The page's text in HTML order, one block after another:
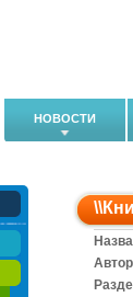
НОВОСТИ
\\